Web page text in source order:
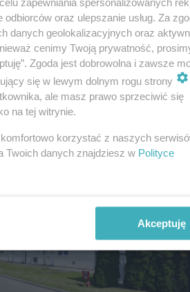
Ciesielska-Golicka zastępczynią
ds. społecznych
oraz ulepszanie usług. Za
danych geolokalizacyjnych oraz
cenimy Twoją prywatność,
Zgoda jest dobrowolna i zawsze
się w lewym dolnym rogu strony
ale masz prawo sprzeciwić się
na tej witrynie.
korzystać z naszych
Twoich danych znajdziesz w Polityce
Akceptuję